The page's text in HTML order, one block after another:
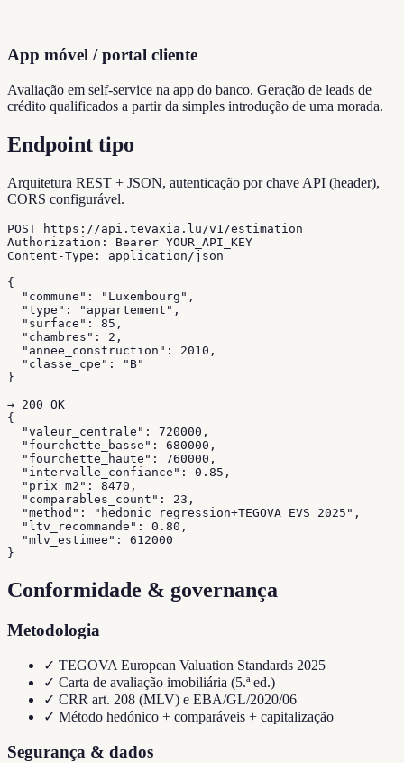
App móvel / portal cliente
Avaliação em self-service na app do banco. Geração de leads de
crédito qualificados a partir da simples introdução de uma morada.
Endpoint tipo
Arquitetura REST + JSON, autenticação por chave API (header),
CORS configurável.
POST https://api.tevaxia.lu/v1/estimation
Authorization: Bearer YOUR_API_KEY
Content-Type: application/json
{
  "commune": "Luxembourg",
  "type": "appartement",
  "surface": 85,
  "chambres": 2,
  "annee_construction": 2010,
  "classe_cpe": "B"
}
→ 200 OK
{
  "valeur_centrale": 720000,
  "fourchette_basse": 680000,
  "fourchette_haute": 760000,
  "intervalle_confiance": 0.85,
  "prix_m2": 8470,
  "comparables_count": 23,
  "method": "hedonic_regression+TEGOVA_EVS_2025",
  "ltv_recommande": 0.80,
  "mlv_estimee": 612000
}
Conformidade & governança
Metodologia
✓ TEGOVA European Valuation Standards 2025
✓ Carta de avaliação imobiliária (5.ª ed.)
✓ CRR art. 208 (MLV) e EBA/GL/2020/06
✓ Método hedónico + comparáveis + capitalização
Segurança & dados